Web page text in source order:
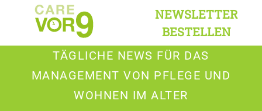
NEWSLETTER
BESTELLEN
TÄGLICHE NEWS FÜR DAS
MANAGEMENT VON PFLEGE UND
WOHNEN IM ALTER